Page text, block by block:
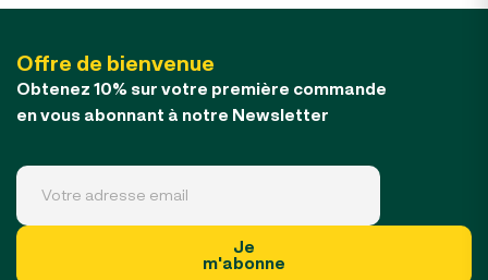
Offre de bienvenue
Obtenez 10% sur votre première commande
en vous abonnant à notre Newsletter
Je
m'abonne